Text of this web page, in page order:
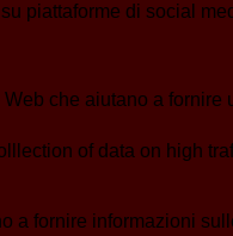
piattaforme di social
che aiutano a
of data on high
a fornire informazioni